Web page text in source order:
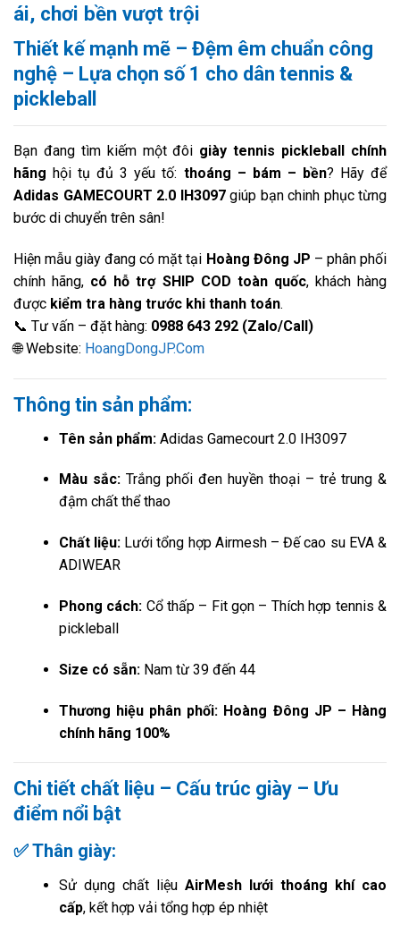
ái, chơi bền vượt trội
Thiết kế mạnh mẽ – Đệm êm chuẩn công
nghệ – Lựa chọn số 1 cho dân tennis &
pickleball
Bạn đang tìm kiếm một đôi giày tennis pickleball chính
hãng hội tụ đủ 3 yếu tố: thoáng – bám – bền? Hãy để
Adidas GAMECOURT 2.0 IH3097giúp bạn chinh phục từng
bước di chuyển trên sân!
Hiện mẫu giày đang có mặt tại Hoàng Đông JP – phân phối
chính hãng, có hỗ trợ SHIP COD toàn quốc, khách hàng
được kiểm tra hàng trước khi thanh toán.
📞 Tư vấn – đặt hàng: 0988 643 292 (Zalo/Call)
🌐 Website: HoangDongJP.Com
Thông tin sản phẩm:
Tên sản phẩm:Adidas Gamecourt 2.0 IH3097
Màu sắc:Trắng phối đen huyền thoại – trẻ trung &
đậm chất thể thao
Chất liệu: Lưới tổng hợp Airmesh – Đế cao su EVA &
ADIWEAR
Phong cách: Cổ thấp – Fit gọn – Thích hợp tennis &
pickleball
Size có sẵn:Nam từ 39 đến 44
Thương hiệu phân phối: Hoàng Đông JP – Hàng
chính hãng 100%
Chi tiết chất liệu – Cấu trúc giày – Ưu
điểm nổi bật
✅ Thân giày:
Sử dụng chất liệu AirMesh lưới thoáng khí cao
cấp, kết hợp vải tổng hợp ép nhiệt